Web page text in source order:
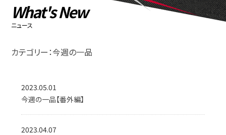
PRIVACY POLICY 個人情報保護方針
What's New
ニュース
カテゴリー：今週の一品
2023.05.01
今週の一品【番外編】
2023.04.07